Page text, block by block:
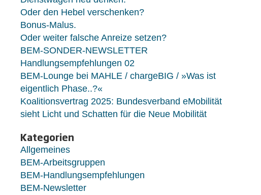
Oder den Hebel verschenken?
Bonus-Malus.
Oder weiter falsche Anreize setzen?
BEM-SONDER-NEWSLETTER
Handlungsempfehlungen 02
BEM-Lounge bei MAHLE / chargeBIG / »Was ist
eigentlich Phase..?«
Koalitionsvertrag 2025: Bundesverband eMobilität
sieht Licht und Schatten für die Neue Mobilität
Kategorien
Allgemeines
BEM-Arbeitsgruppen
BEM-Handlungsempfehlungen
BEM-Newsletter